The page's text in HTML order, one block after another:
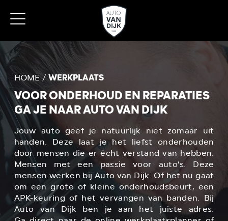
HOME WERKPLAATS
VOOR ONDERHOUD EN REPARATIES
GA JE NAAR AUTO VAN DIJK
Jouw auto geef je natuurlijk niet zomaar uit
handen. Deze laat je het liefst onderhouden
door mensen die er écht verstand van hebben.
Mensen met een passie voor auto’s. Deze
mensen werken bij Auto van Dijk. Of het nu gaat
om een grote of kleine onderhoudsbeurt, een
APK-keuring of het vervangen van banden. Bij
Auto van Dijk ben je aan het juiste adres.